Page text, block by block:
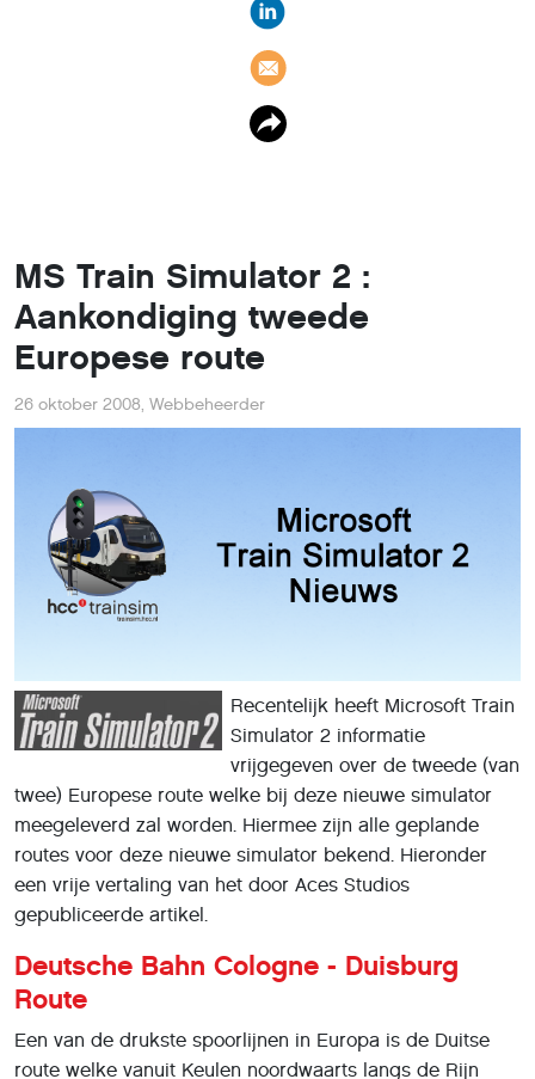
MS Train Simulator 2 :
Aankondiging tweede
Europese route
26 oktober 2008, Webbeheerder
Recentelijk heeft Microsoft Train
Simulator 2 informatie
vrijgegeven over de tweede (van
twee) Europese route welke bij deze nieuwe simulator
meegeleverd zal worden. Hiermee zijn alle geplande
routes voor deze nieuwe simulator bekend. Hieronder
een vrije vertaling van het door Aces Studios
gepubliceerde artikel.
Deutsche Bahn Cologne - Duisburg
Route
Een van de drukste spoorlijnen in Europa is de Duitse
route welke vanuit Keulen noordwaarts langs de Rijn